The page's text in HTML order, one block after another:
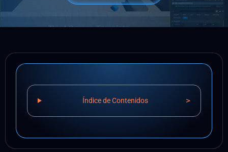
Índice de Contenidos >